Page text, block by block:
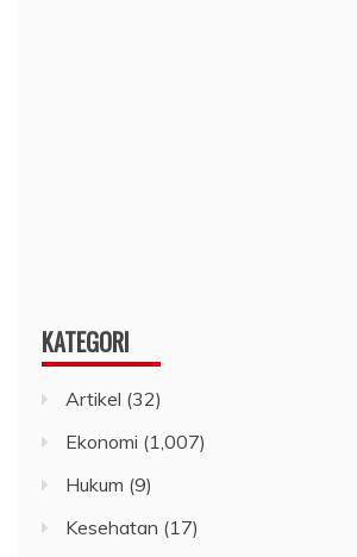
KATEGORI
Artikel (32)
Ekonomi (1,007)
Hukum (9)
Kesehatan (17)